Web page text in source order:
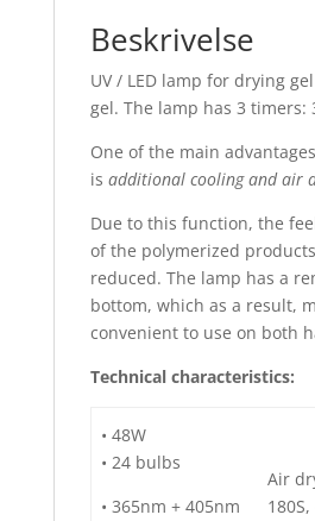
Beskrivelse
UV / LED lamp for drying
gel. The lamp has 3 timers:
One of the main
is additional cooling and air
Due to this function, the
of the polymerized
reduced. The lamp has a
bottom, which as a result,
convenient to use on both
Technical characteristics:
• 48W
• 24 bulbs
• 365nm + 405nm
Air